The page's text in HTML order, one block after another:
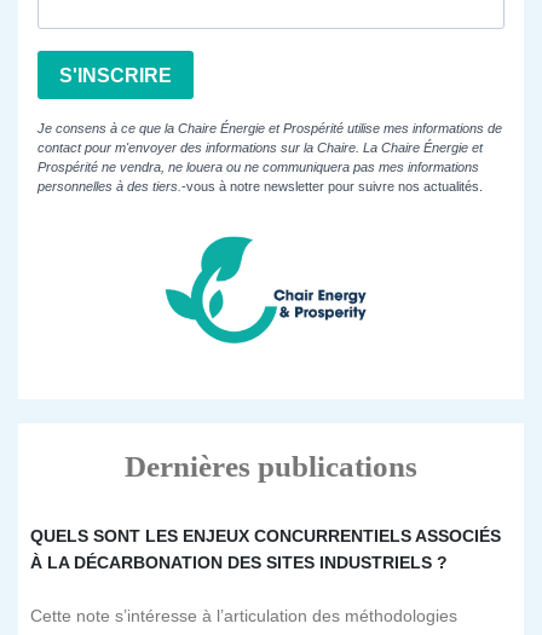
S'INSCRIRE
Je consens à ce que la Chaire Énergie et Prospérité utilise mes informations de
contact pour m'envoyer des informations sur la Chaire. La Chaire Énergie et
Prospérité ne vendra, ne louera ou ne communiquera pas mes informations
personnelles à des tiers. -vous à notre newsletter pour suivre nos actualités.
Dernières publications
QUELS SONT LES ENJEUX CONCURRENTIELS ASSOCIÉS
À LA DÉCARBONATION DES SITES INDUSTRIELS ?
Cette note s’intéresse à l’articulation des méthodologies